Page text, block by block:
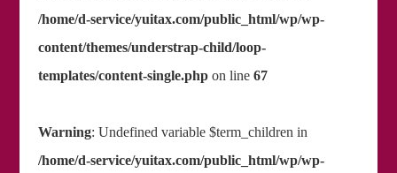
/home/d-service/yuitax.com/public_html/wp/wp-
content/themes/understrap-child/loop-
templates/content-single.phpon line 67
Warning: Undefined variable $term_children in
/home/d-service/yuitax.com/public_html/wp/wp-